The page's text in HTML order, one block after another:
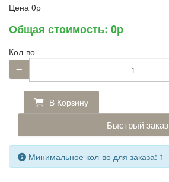
Цена 0р
Общая стоимость: 0р
Кол-во
В Корзину
Быстрый заказ
Минимальное кол-во для заказа: 1